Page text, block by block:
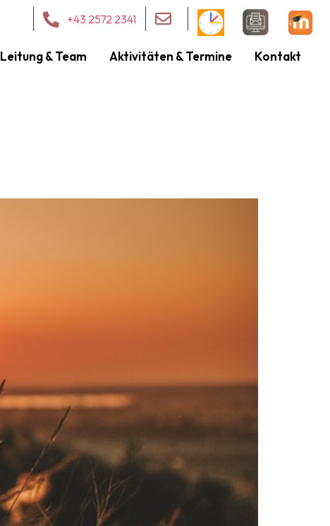
+43 2572 2341
Leitung & Team Aktivitäten & Termine Kontakt